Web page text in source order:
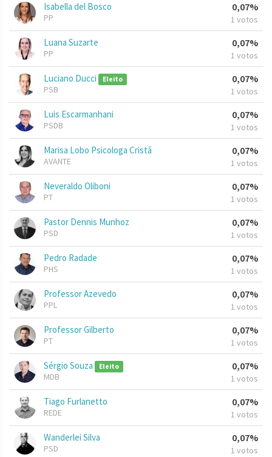
Isabella del Bosco
PP
0,07%
1 votos
Luana Suzarte
PP
0,07%
1 votos
Luciano Ducci Eleito
PSB
0,07%
1 votos
Luis Escarmanhani
PSDB
0,07%
1 votos
Marisa Lobo Psicologa Cristã
AVANTE
0,07%
1 votos
Neveraldo Oliboni
PT
0,07%
1 votos
Pastor Dennis Munhoz
PSD
0,07%
1 votos
Pedro Radade
PHS
0,07%
1 votos
Professor Azevedo
PPL
0,07%
1 votos
Professor Gilberto
PT
0,07%
1 votos
Sérgio Souza Eleito
MDB
0,07%
1 votos
Tiago Furlanetto
REDE
0,07%
1 votos
Wanderlei Silva
PSD
0,07%
1 votos